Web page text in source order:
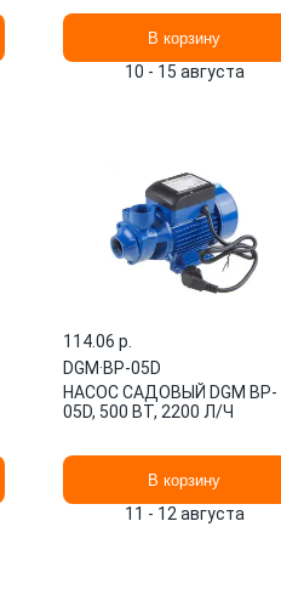
л/мин, Цанги:3 мм
В корзину
10 - 15 августа
114.06 p.
DGM·BP-05D
НАСОС САДОВЫЙ DGM BP-
05D, 500 ВТ, 2200 Л/Ч
В корзину
11 - 12 августа